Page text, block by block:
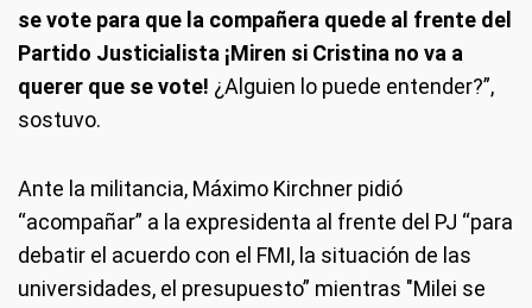
se vote para que la compañera quede al frente del
Partido Justicialista ¡Miren si Cristina no va a
querer que se vote! ¿Alguien lo puede entender?”,
sostuvo.
Ante la militancia, Máximo Kirchner pidió
“acompañar” a la expresidenta al frente del PJ “para
debatir el acuerdo con el FMI, la situación de las
universidades, el presupuesto” mientras "Milei se